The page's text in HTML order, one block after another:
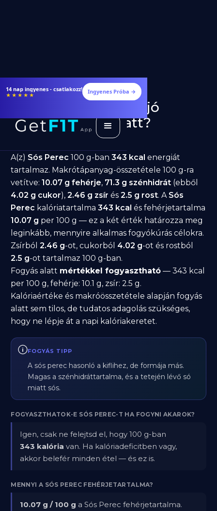
14 nap ingyenes - csatlakozz!
★★★★★ Ingyenes Próba →
Sós Perec fogyásra: jó
választás diéta alatt?
A(z) Sós Perec 100 g-ban343 kcal energiát
tartalmaz. Makrótápanyag-összetétele 100 g-ra
vetítve:10.07 g fehérje, 71.3 g szénhidrát (ebből
4.02 g cukor),2.46 g zsír és2.5 g rost. A Sós
Perec kalóriatartalma343 kcal és fehérjetartalma
10.07 g per 100 g — ez a két érték határozza meg
leginkább, mennyire alkalmas fogyókúrás célokra.
Zsírból2.46 g-ot, cukorból 4.02 g-ot és rostból
2.5 g-ot tartalmaz 100 g-ban.
Fogyás alatt mértékkel fogyasztható — 343 kcal
per 100 g, fehérje: 10.1 g, zsír: 2.5 g.
Kalóriaértéke és makróösszetétele alapján fogyás
alatt sem tilos, de tudatos adagolás szükséges,
hogy ne lépje át a napi kalóriakeretet.
FOGYÁS TIPP
A sós perec hasonló a kiflihez, de formája más.
Magas a szénhidráttartalma, és a tetején lévő só
miatt sós.
FOGYASZTHATOK-E SÓS PEREC-T HA FOGYNI AKAROK?
Igen, csak ne felejtsd el, hogy 100 g-ban
343 kalória van. Ha kalóriadeficitben vagy,
akkor belefér minden étel — és ez is.
MENNYI A SÓS PEREC FEHÉRJETARTALMA?
10.07 g / 100 g a Sós Perec fehérjetartalma.